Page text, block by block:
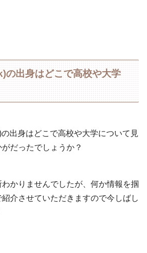
の出身はどこで高校や大学
出身はどこで高校や大学について見
だったでしょうか？
かりませんでしたが、何か情報を掴
介させていただきますので今しばし